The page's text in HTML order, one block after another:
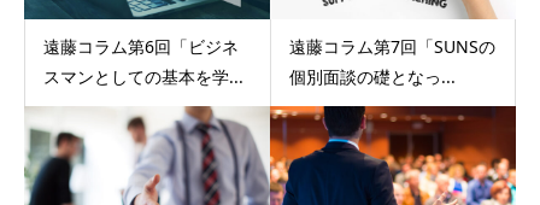
遠藤コラム第6回「ビジネ
スマンとしての基本を学...
遠藤コラム第7回「SUNSの
個別面談の礎となっ...